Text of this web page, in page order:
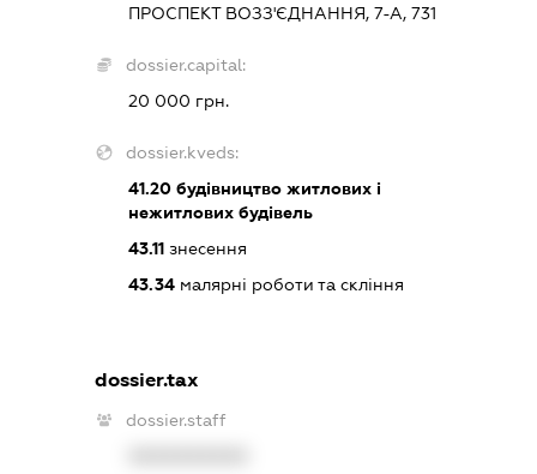
ПРОСПЕКТ ВОЗЗ'ЄДНАННЯ, 7-А, 731
dossier.capital:
20 000 грн.
dossier.kveds:
41.20будівництво житлових і
нежитлових будівель
43.11знесення
43.34малярні роботи та скління
dossier.tax
dossier.staff